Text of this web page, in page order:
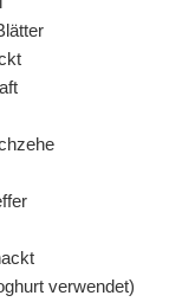
verwendet)